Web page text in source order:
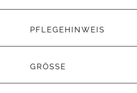
PFLEGEHINWEIS
GRÖSSE